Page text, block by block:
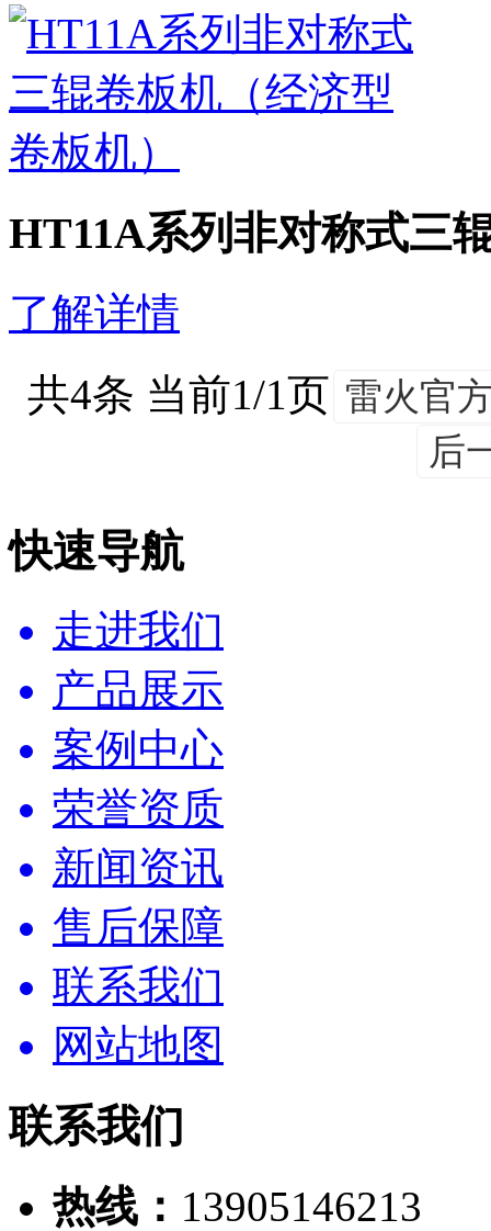
HT11A系列非对称式三
了解详情
共4条 当前1/1页 雷火官
后
快速导航
走进我们
产品展示
案例中心
荣誉资质
新闻资讯
售后保障
联系我们
网站地图
联系我们
热线： 13905146213